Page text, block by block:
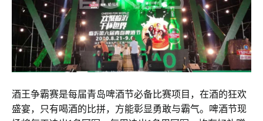
酒王争霸赛是每届青岛啤酒节必备比赛项目，在酒的狂欢
盛宴，只有喝酒的比拼，方能彰显勇敢与霸气。啤酒节现